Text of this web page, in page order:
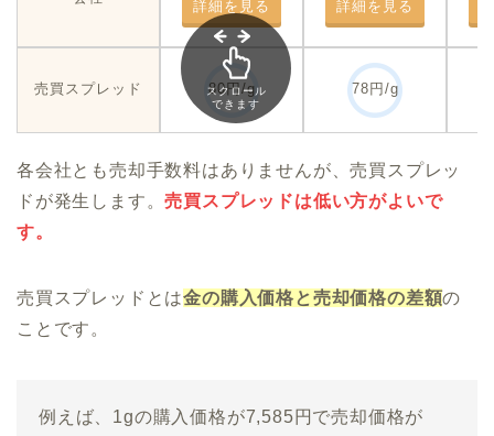
詳細を見る
詳細を見る
売買スプレッド 80円/g 78円/g
スクロール
できます
各会社とも売却手数料はありませんが、売買スプレッ
ドが発生します。売買スプレッドは低い方がよいで
す。
売買スプレッドとは金の購入価格と売却価格の差額の
ことです。
例えば、1gの購入価格が7,585 円で売却価格が